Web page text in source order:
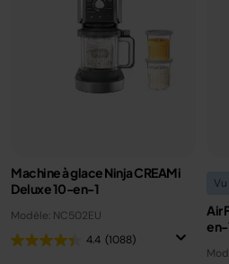
Machine à glace Ninja CREAMi
Deluxe 10-en-1
Modèle: NC502EU
4.4 (1088)
Air
en-